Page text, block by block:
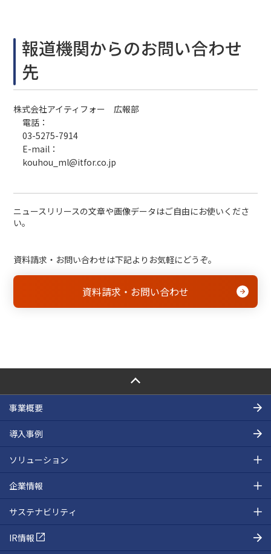
報道機関からのお問い合わせ
先
株式会社アイティフォー 広報部
電話：
03-5275-7914
E-mail：
kouhou_ml@itfor.co.jp
ニュースリリースの文章や画像データはご自由にお使いくださ
い。
資料請求・お問い合わせは下記よりお気軽にどうぞ。
資料請求・お問い合わせ
PAGE TOP
事業概要
導入事例
ソリューション
企業情報
サステナビリティ
IR情報